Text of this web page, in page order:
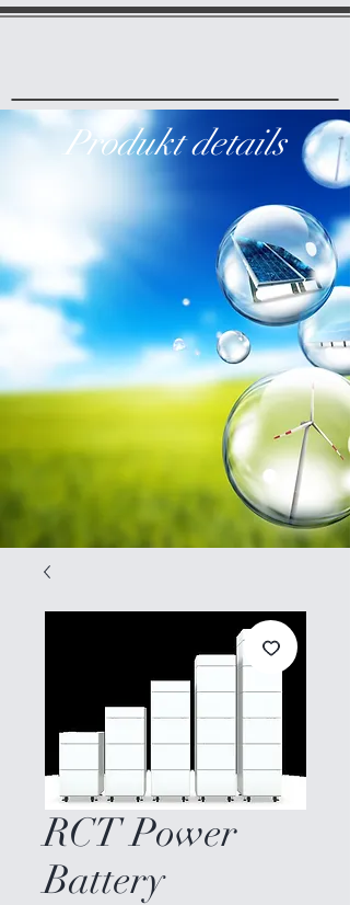
Produkt details
RCT Power
Battery